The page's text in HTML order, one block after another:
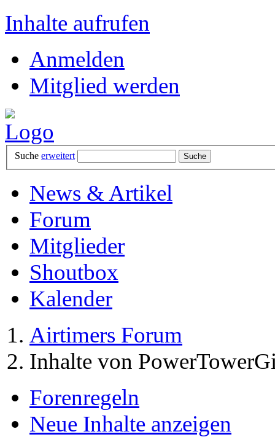
Inhalte aufrufen
Anmelden
Mitglied werden
Suche erweitert
News & Artikel
Forum
Mitglieder
Shoutbox
Kalender
Airtimers Forum
Inhalte von
Forenregeln
Neue Inhalte anzeigen